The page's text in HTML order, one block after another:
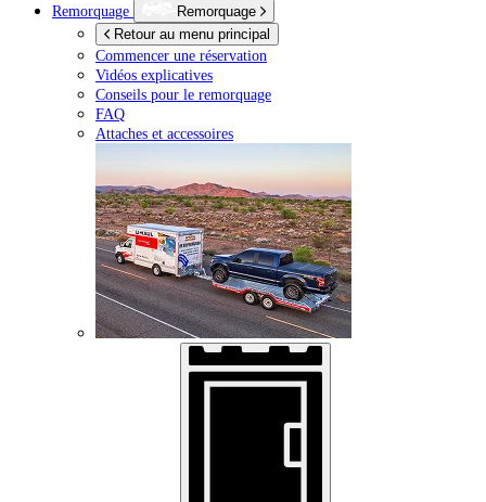
Remorquage
Remorquage
Retour au menu principal
Commencer une réservation
Vidéos explicatives
Conseils pour le remorquage
FAQ
Attaches et accessoires